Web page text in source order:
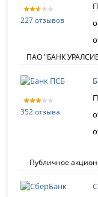
227 отзывов
ПАО "БАНК
352 отзыва
Публичное